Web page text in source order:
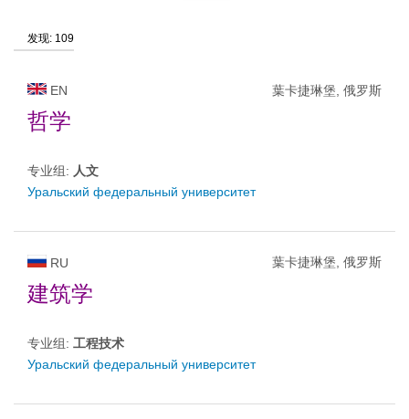
大学状况
发现: 109
EN 葉卡捷琳堡, 俄罗斯
哲学
专业组: 人文
Уральский федеральный университет
RU 葉卡捷琳堡, 俄罗斯
建筑学
专业组: 工程技术
Уральский федеральный университет